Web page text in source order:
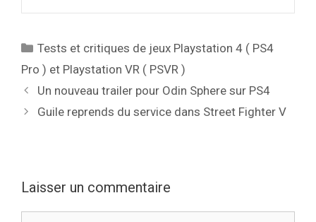
Catégories
Tests et critiques de jeux Playstation 4 ( PS4
Pro ) et Playstation VR ( PSVR )
Un nouveau trailer pour Odin Sphere sur PS4
Guile reprends du service dans Street Fighter V
Laisser un commentaire